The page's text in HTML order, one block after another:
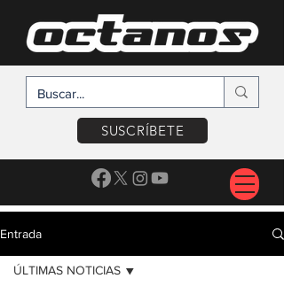
SUSCRÍBETE
Entrada
ÚLTIMAS NOTICIAS